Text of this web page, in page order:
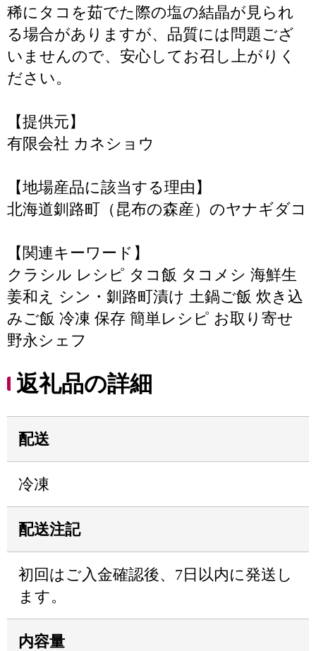
稀にタコを茹でた際の塩の結晶が見られ
る場合がありますが、品質には問題ござ
いませんので、安心してお召し上がりく
ださい。
【提供元】
有限会社 カネショウ
【地場産品に該当する理由】
北海道釧路町（昆布の森産）のヤナギダコ
【関連キーワード】
クラシル レシピ タコ飯 タコメシ 海鮮生
姜和え シン・釧路町漬け 土鍋ご飯 炊き込
みご飯 冷凍 保存 簡単レシピ お取り寄せ
野永シェフ
返礼品の詳細
配送
冷凍
配送注記
初回はご入金確認後、7日以内に発送し
ます。
内容量